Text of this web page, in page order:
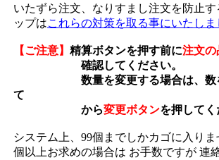
いたずら注文、なりすまし注文を防止す
ップはこれらの対策を取る事にいたしま
【ご注意】 精算ボタンを押す前に注文の
確認してください。
数量を変更する場合は、数を
て
から変更ボタンを押してく
システム上、99個までしかカゴに入りま
個以上お求めの場合は お手数ですが 連